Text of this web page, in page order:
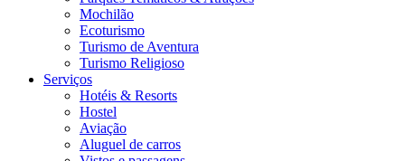
Mochilão
Ecoturismo
Turismo de Aventura
Turismo Religioso
Serviços
Hotéis & Resorts
Hostel
Aviação
Aluguel de carros